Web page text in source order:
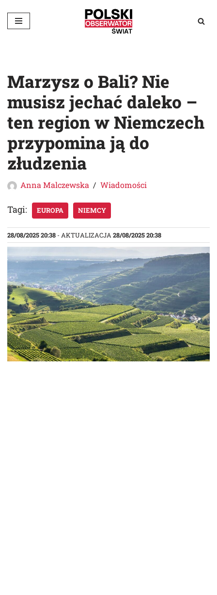
Przejdź
Marzysz o Bali? Nie
musisz jechać daleko –
ten region w Niemczech
przypomina ją do
złudzenia
Anna Malczewska Wiadomości
Tagi: EUROPA NIEMCY
28/08/2025 20:38 - AKTUALIZACJA28/08/2025 20:38